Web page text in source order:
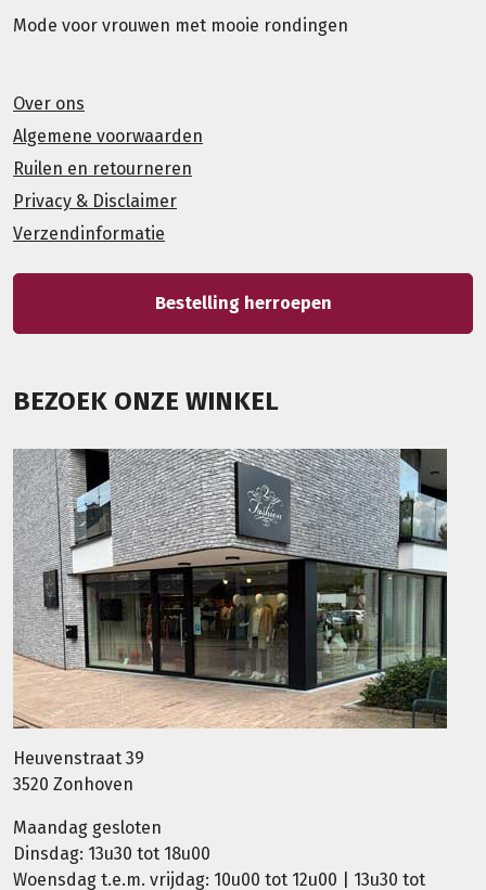
Mode voor vrouwen met mooie rondingen
Over ons
Algemene voorwaarden
Ruilen en retourneren
Privacy & Disclaimer
Verzendinformatie
Bestelling herroepen
BEZOEK ONZE WINKEL
Heuvenstraat 39
3520 Zonhoven
Maandag gesloten
Dinsdag: 13u30 tot 18u00
Woensdag t.e.m. vrijdag: 10u00 tot 12u00 | 13u30 tot